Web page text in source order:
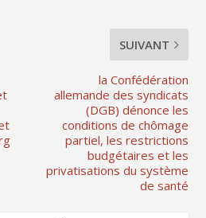
SUIVANT
la Confédération
allemande des syndicats
(DGB) dénonce les
conditions de chômage
partiel, les restrictions
budgétaires et les
privatisations du système
de santé